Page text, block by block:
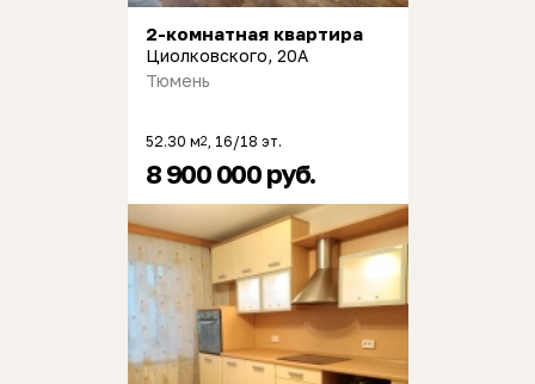
2-комнатная квартира
Циолковского, 20А
Тюмень
52.30 м2 , 16/18 эт.
8 900 000 руб.